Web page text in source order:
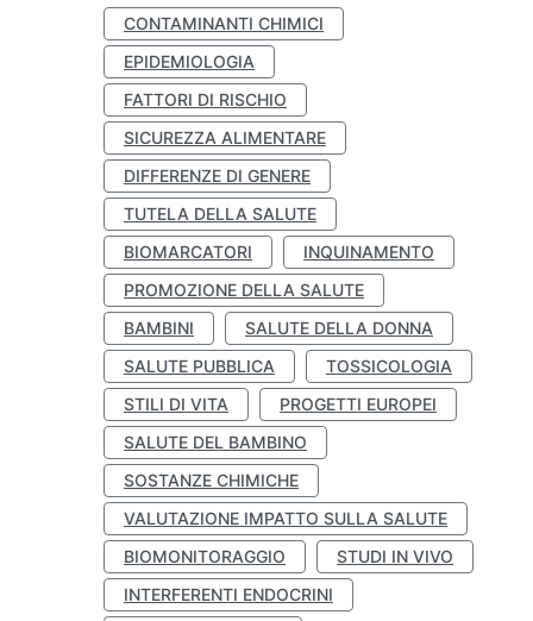
CONTAMINANTI CHIMICI
EPIDEMIOLOGIA
FATTORI DI RISCHIO
SICUREZZA ALIMENTARE
DIFFERENZE DI GENERE
TUTELA DELLA SALUTE
BIOMARCATORI
INQUINAMENTO
PROMOZIONE DELLA SALUTE
BAMBINI
SALUTE DELLA DONNA
SALUTE PUBBLICA
TOSSICOLOGIA
STILI DI VITA
PROGETTI EUROPEI
SALUTE DEL BAMBINO
SOSTANZE CHIMICHE
VALUTAZIONE IMPATTO SULLA SALUTE
BIOMONITORAGGIO
STUDI IN VIVO
INTERFERENTI ENDOCRINI